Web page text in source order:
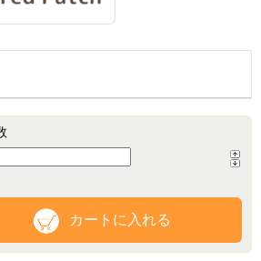
カートに入れる